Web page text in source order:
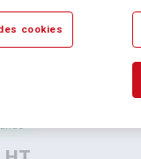
cookies